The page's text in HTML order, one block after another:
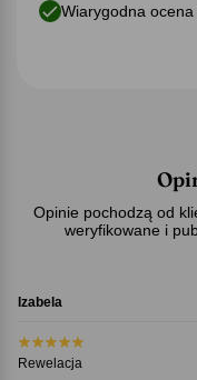
Wiarygodna
Opinie pochodzą od
weryfikowane i
Izabela
Rewelacja